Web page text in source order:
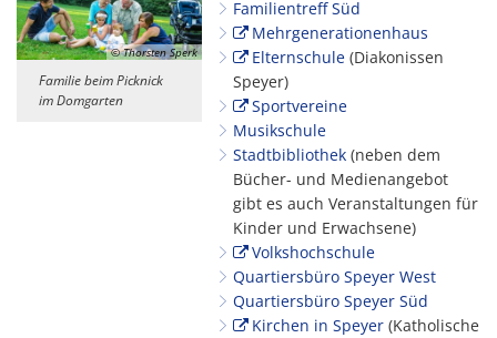
© Thorsten Sperk
Familie beim Picknick
im Domgarten
Familientreff Süd
Mehrgenerationenhaus
Elternschule (Diakonissen
Speyer)
Sportvereine
Musikschule
Stadtbibliothek(neben dem
Bücher- und Medienangebot
gibt es auch Veranstaltungen für
Kinder und Erwachsene)
Volkshochschule
Quartiersbüro Speyer West
Quartiersbüro Speyer Süd
Kirchen in Speyer (Katholische